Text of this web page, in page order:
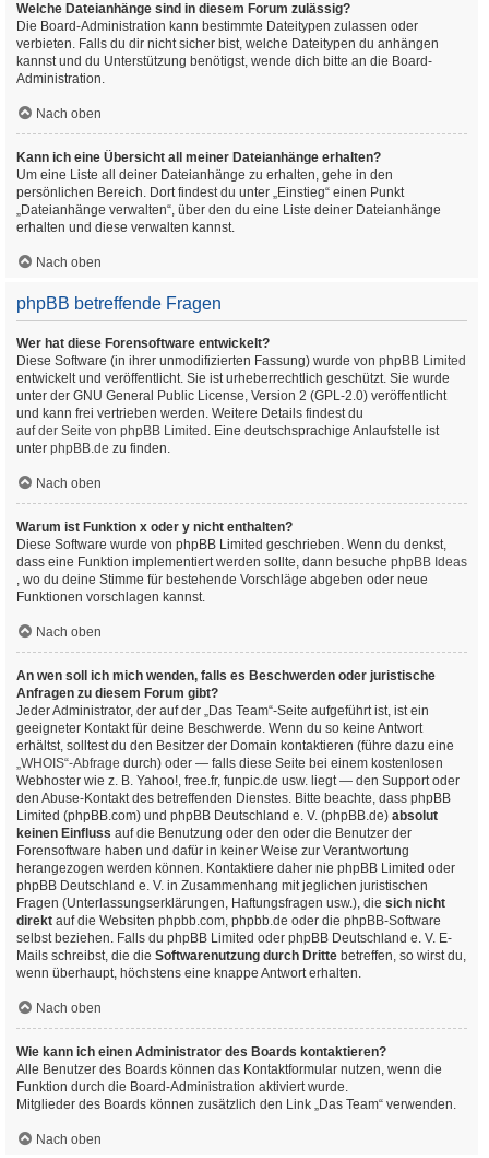
Welche Dateianhänge sind in diesem Forum zulässig?
Die Board-Administration kann bestimmte Dateitypen zulassen oder
verbieten. Falls du dir nicht sicher bist, welche Dateitypen du anhängen
kannst und du Unterstützung benötigst, wende dich bitte an die Board-
Administration.
Nach oben
Kann ich eine Übersicht all meiner Dateianhänge erhalten?
Um eine Liste all deiner Dateianhänge zu erhalten, gehe in den
persönlichen Bereich. Dort findest du unter „Einstieg“ einen Punkt
„Dateianhänge verwalten“, über den du eine Liste deiner Dateianhänge
erhalten und diese verwalten kannst.
Nach oben
phpBB betreffende Fragen
Wer hat diese Forensoftware entwickelt?
Diese Software (in ihrer unmodifizierten Fassung) wurde von phpBB Limited
entwickelt und veröffentlicht. Sie ist urheberrechtlich geschützt. Sie wurde
unter der GNU General Public License, Version 2 (GPL-2.0) veröffentlicht
und kann frei vertrieben werden. Weitere Details findest du
auf der Seite von phpBB Limited . Eine deutschsprachige Anlaufstelle ist
unter phpBB.de zu finden.
Nach oben
Warum ist Funktion x oder y nicht enthalten?
Diese Software wurde von phpBB Limited geschrieben. Wenn du denkst,
dass eine Funktion implementiert werden sollte, dann besuche phpBB Ideas
, wo du deine Stimme für bestehende Vorschläge abgeben oder neue
Funktionen vorschlagen kannst.
Nach oben
An wen soll ich mich wenden, falls es Beschwerden oder juristische
Anfragen zu diesem Forum gibt?
Jeder Administrator, der auf der „Das Team“-Seite aufgeführt ist, ist ein
geeigneter Kontakt für deine Beschwerde. Wenn du so keine Antwort
erhältst, solltest du den Besitzer der Domain kontaktieren (führe dazu eine
„WHOIS“-Abfrage durch) oder — falls diese Seite bei einem kostenlosen
Webhoster wie z. B. Yahoo!, free.fr, funpic.de usw. liegt — den Support oder
den Abuse-Kontakt des betreffenden Dienstes. Bitte beachte, dass phpBB
Limited (phpBB.com) und phpBB Deutschland e. V. (phpBB.de) absolut
keinen Einfluss auf die Benutzung oder den oder die Benutzer der
Forensoftware haben und dafür in keiner Weise zur Verantwortung
herangezogen werden können. Kontaktiere daher nie phpBB Limited oder
phpBB Deutschland e. V. in Zusammenhang mit jeglichen juristischen
Fragen (Unterlassungserklärungen, Haftungsfragen usw.), die sich nicht
direkt auf die Websiten phpbb.com, phpbb.de oder die phpBB-Software
selbst beziehen. Falls du phpBB Limited oder phpBB Deutschland e. V. E-
Mails schreibst, die die Softwarenutzung durch Dritte betreffen, so wirst du,
wenn überhaupt, höchstens eine knappe Antwort erhalten.
Nach oben
Wie kann ich einen Administrator des Boards kontaktieren?
Alle Benutzer des Boards können das Kontaktformular nutzen, wenn die
Funktion durch die Board-Administration aktiviert wurde.
Mitglieder des Boards können zusätzlich den Link „Das Team“ verwenden.
Nach oben